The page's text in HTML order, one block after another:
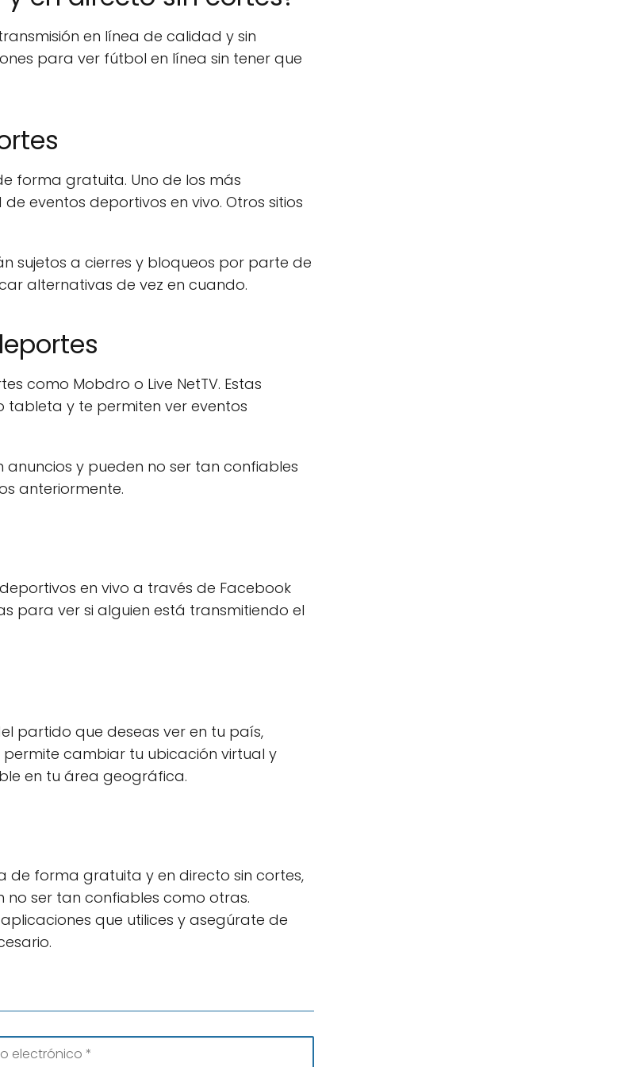
en línea de calidad y sin
para ver fútbol en línea sin tener que
forma gratuita. Uno de los más
eventos deportivos en vivo. Otros sitios
sujetos a cierres y bloqueos por parte de
alternativas de vez en cuando.
como Mobdro o Live NetTV. Estas
tableta y te permiten ver eventos
y pueden no ser tan confiables
anteriormente.
en vivo a través de Facebook
para ver si alguien está transmitiendo el
partido que deseas ver en tu país,
permite cambiar tu ubicación virtual y
en tu área geográfica.
de forma gratuita y en directo sin cortes,
ser tan confiables como otras.
que utilices y asegúrate de